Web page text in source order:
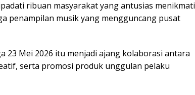
ribuan masyarakat yang antusias menikmati
penampilan musik yang mengguncang pusat
23 Mei 2026 itu menjadi ajang kolaborasi antara
serta promosi produk unggulan pelaku